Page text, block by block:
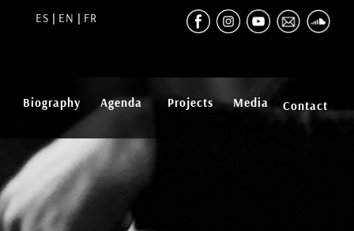
ES | EN | FR
Biography Agenda Projects Media Contact